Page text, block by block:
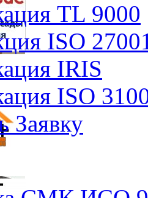
TL 9000
ISO
IRIS
ISO
Заявку